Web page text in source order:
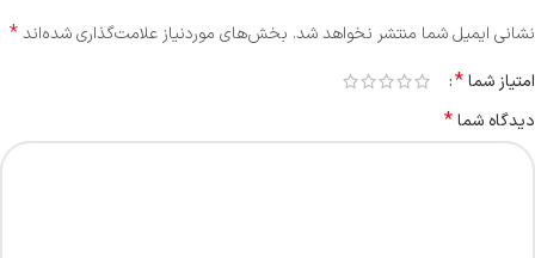
نشانی ایمیل شما منتشر نخواهد شد. بخش‌های موردنیاز علامت‌گذاری شده‌اند*
امتیاز شما*
دیدگاه شما*